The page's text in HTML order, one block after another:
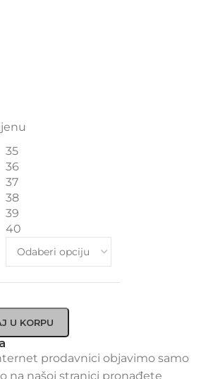
35
36
37
38
39
40
U KORPU
prodavnici objavimo samo
na našoj stranici pronađete